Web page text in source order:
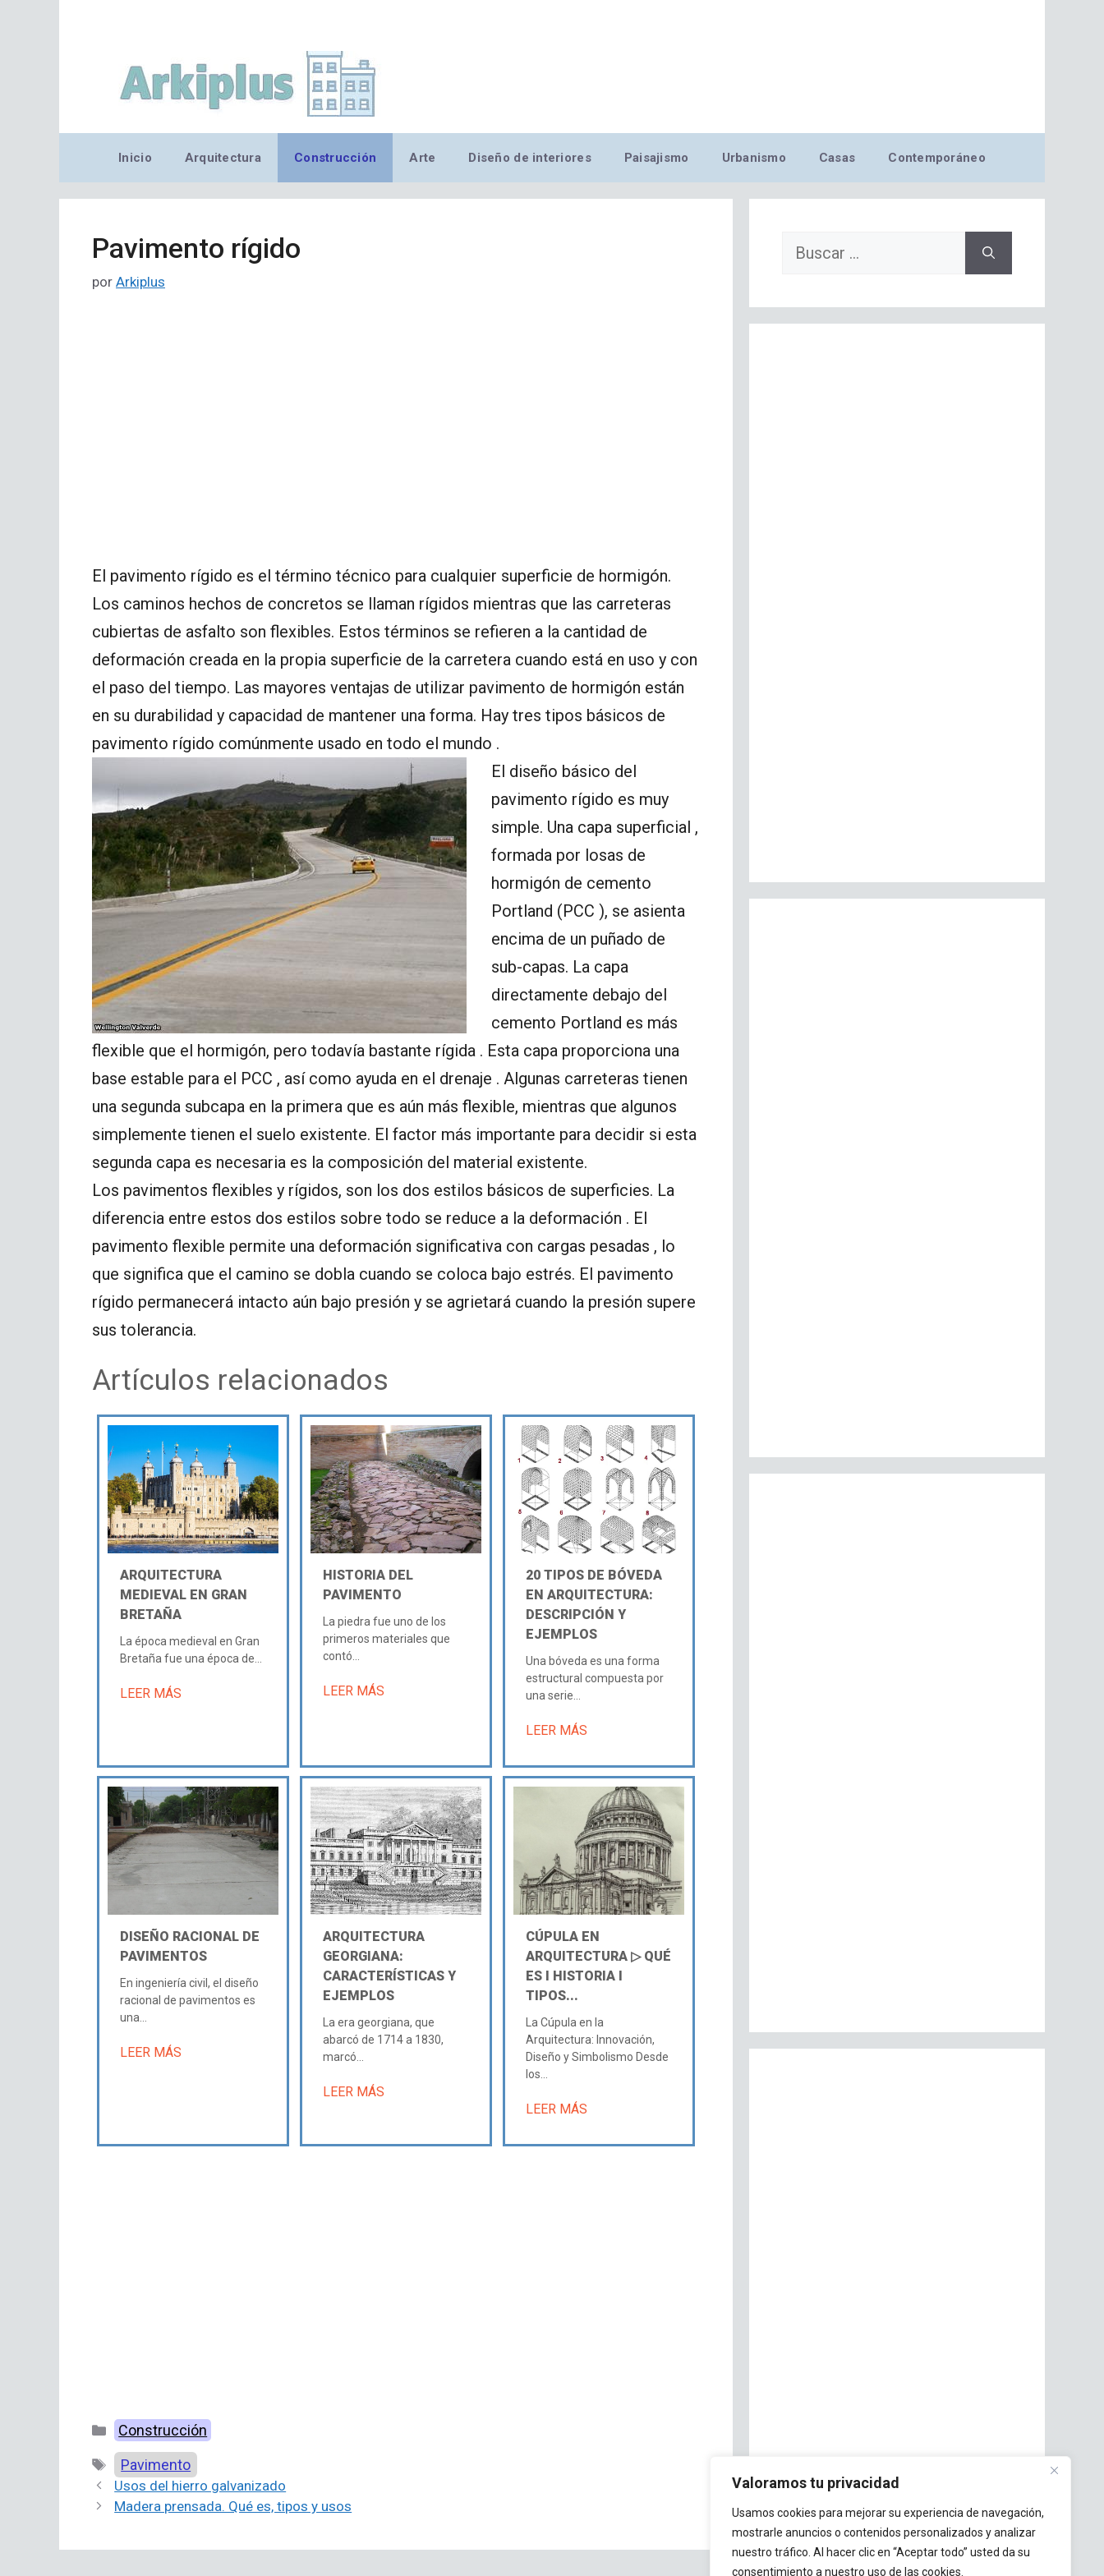
Valoramos tu privacidad
Usamos cookies para mejorar su experiencia de navegación,
mostrarle anuncios o contenidos personalizados y analizar
nuestro tráfico. Al hacer clic en “Aceptar todo” usted da su
consentimiento a nuestro uso de las cookies.
Inicio Arquitectura Construcción Arte Diseño de interiores Paisajismo Urbanismo Casas Contemporáneo
Pavimento rígido
por Arkiplus
El pavimento rígido es el término técnico para cualquier superficie de hormigón.
Los caminos hechos de concretos se llaman rígidos mientras que las carreteras
cubiertas de asfalto son flexibles. Estos términos se refieren a la cantidad de
deformación creada en la propia superficie de la carretera cuando está en uso y con
el paso del tiempo. Las mayores ventajas de utilizar pavimento de hormigón están
en su durabilidad y capacidad de mantener una forma. Hay tres tipos básicos de
pavimento rígido comúnmente usado en todo el mundo .
El diseño básico del
pavimento rígido es muy
simple. Una capa superficial ,
formada por losas de
hormigón de cemento
Portland (PCC ), se asienta
encima de un puñado de
sub-capas. La capa
directamente debajo del
cemento Portland es más
flexible que el hormigón, pero todavía bastante rígida . Esta capa proporciona una
base estable para el PCC , así como ayuda en el drenaje . Algunas carreteras tienen
una segunda subcapa en la primera que es aún más flexible, mientras que algunos
simplemente tienen el suelo existente. El factor más importante para decidir si esta
segunda capa es necesaria es la composición del material existente.
Los pavimentos flexibles y rígidos, son los dos estilos básicos de superficies. La
diferencia entre estos dos estilos sobre todo se reduce a la deformación . El
pavimento flexible permite una deformación significativa con cargas pesadas , lo
que significa que el camino se dobla cuando se coloca bajo estrés. El pavimento
rígido permanecerá intacto aún bajo presión y se agrietará cuando la presión supere
sus tolerancia.
Artículos relacionados
ARQUITECTURA
MEDIEVAL EN GRAN
BRETAÑA
La época medieval en Gran
Bretaña fue una época de...
LEER MÁS
HISTORIA DEL
PAVIMENTO
La piedra fue uno de los
primeros materiales que
contó...
LEER MÁS
20 TIPOS DE BÓVEDA
EN ARQUITECTURA:
DESCRIPCIÓN Y
EJEMPLOS
Una bóveda es una forma
estructural compuesta por
una serie...
LEER MÁS
DISEÑO RACIONAL DE
PAVIMENTOS
En ingeniería civil, el diseño
racional de pavimentos es
una...
LEER MÁS
ARQUITECTURA
GEORGIANA:
CARACTERÍSTICAS Y
EJEMPLOS
La era georgiana, que
abarcó de 1714 a 1830,
marcó...
LEER MÁS
CÚPULA EN
ARQUITECTURA ▷ QUÉ
ES Ι HISTORIA Ι
TIPOS...
La Cúpula en la
Arquitectura: Innovación,
Diseño y Simbolismo Desde
los...
LEER MÁS
Categorías
Construcción
Etiquetas
Pavimento
Usos del hierro galvanizado
Madera prensada. Qué es, tipos y usos
Buscar: